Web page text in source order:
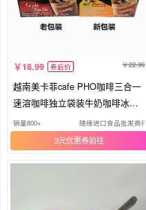
18.99 券后价 22.99
越南美卡菲cafe PHO咖啡三合一
速溶咖啡独立袋装牛奶咖啡冰咖
啡
销量800+ 随缘进口食品批发商行
3元优惠券